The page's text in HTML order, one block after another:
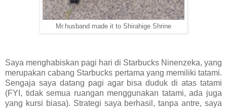
Mr.husband made it to Shirahige Shrine
Saya menghabiskan pagi hari di Starbucks Ninenzeka, yang
merupakan cabang Starbucks pertama yang memiliki tatami.
Sengaja saya datang pagi agar bisa duduk di atas tatami
(FYI, tidak semua ruangan menggunakan tatami, ada juga
yang kursi biasa). Strategi saya berhasil, tanpa antre, saya